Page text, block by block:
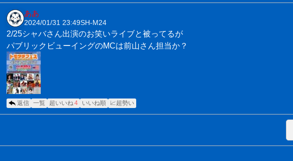
ああ
2024/01/31 23:49SH-M24
2/25シャバさん出演のお笑いライブと被ってるが
パブリックビューイングのMCは前山さん担当か？
返信 一覧 超いいね 4 いいね順 📈超勢い